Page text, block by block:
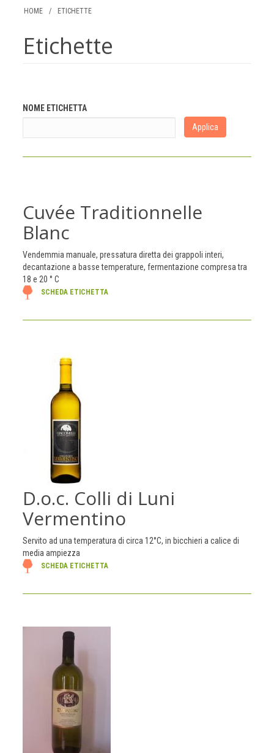
HOME / ETICHETTE
Etichette
NOME ETICHETTA
Applica
Cuvée Traditionnelle
Blanc
Vendemmia manuale, pressatura diretta dei grappoli interi,
decantazione a basse temperature, fermentazione compresa tra
18 e 20 ° C
SCHEDA ETICHETTA
D.o.c. Colli di Luni
Vermentino
Servito ad una temperatura di circa 12°C, in bicchieri a calice di
media ampiezza
SCHEDA ETICHETTA